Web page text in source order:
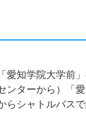
愛知学院大学前
ンターから）「
らシャトルバス